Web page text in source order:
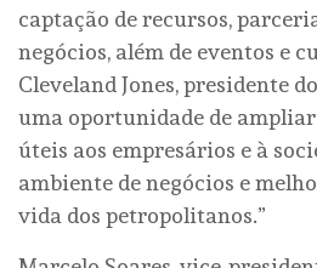
captação de recursos,
negócios, além de eventos e
Cleveland Jones, presidente
uma oportunidade de
úteis aos empresários e à
ambiente de negócios e
vida dos petropolitanos.”